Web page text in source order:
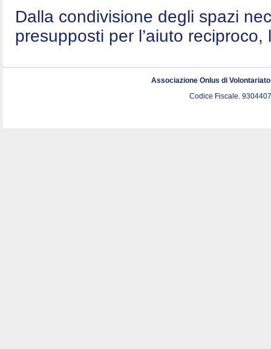
Dalla condivisione degli spazi
presupposti per l’aiuto
Associazione Onlus di
Codice Fiscale.